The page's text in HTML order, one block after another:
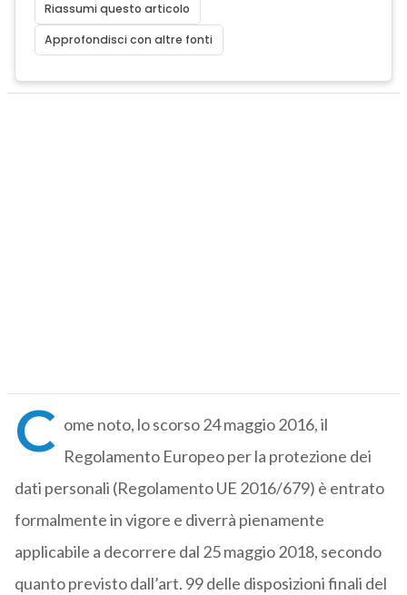
Riassumi questo articolo
Approfondisci con altre fonti
C ome noto, lo scorso 24 maggio 2016, il
Regolamento Europeo per la protezione dei
dati personali (Regolamento UE 2016/679) è entrato
formalmente in vigore e diverrà pienamente
applicabile a decorrere dal 25 maggio 2018, secondo
quanto previsto dall’art. 99 delle disposizioni finali del